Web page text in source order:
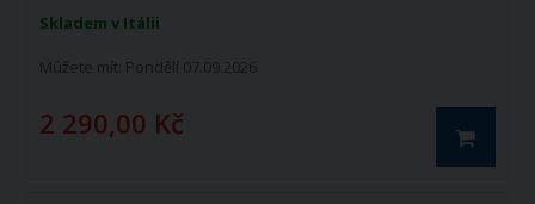
Skladem v Itálii
Můžete mít: Pondělí 07.09.2026
2 290,00 Kč